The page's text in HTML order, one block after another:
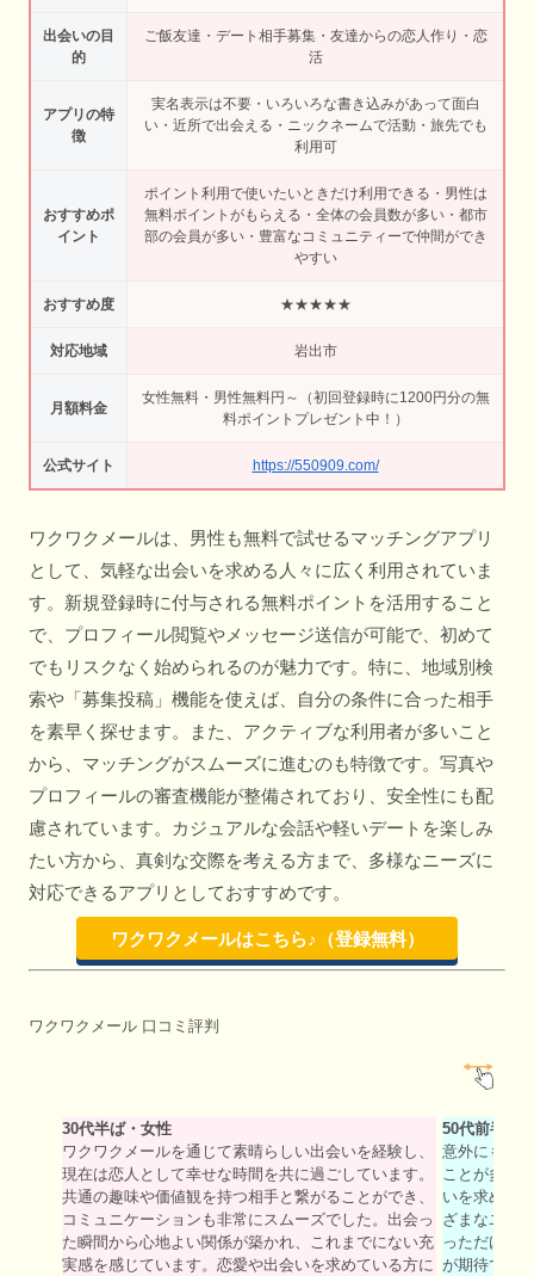
出会いの目
的
ご飯友達・デート相手募集・友達からの恋人作り・恋
活
アプリの特
徴
実名表示は不要・いろいろな書き込みがあって面白
い・近所で出会える・ニックネームで活動・旅先でも
利用可
おすすめポ
イント
ポイント利用で使いたいときだけ利用できる・男性は
無料ポイントがもらえる・全体の会員数が多い・都市
部の会員が多い・豊富なコミュニティーで仲間ができ
やすい
おすすめ度 ★★★★★
対応地域 岩出市
月額料金
女性無料・男性無料円～（初回登録時に1200円分の無
料ポイントプレゼント中！）
公式サイト https://550909.com/
ワクワクメールは、男性も無料で試せるマッチングアプリ
として、気軽な出会いを求める人々に広く利用されていま
す。新規登録時に付与される無料ポイントを活用すること
で、プロフィール閲覧やメッセージ送信が可能で、初めて
でもリスクなく始められるのが魅力です。特に、地域別検
索や「募集投稿」機能を使えば、自分の条件に合った相手
を素早く探せます。また、アクティブな利用者が多いこと
から、マッチングがスムーズに進むのも特徴です。写真や
プロフィールの審査機能が整備されており、安全性にも配
慮されています。カジュアルな会話や軽いデートを楽しみ
たい方から、真剣な交際を考える方まで、多様なニーズに
対応できるアプリとしておすすめです。
ワクワクメールはこちら♪（登録無料）
ワクワクメール 口コミ評判
30代半ば・女性
ワクワクメールを通じて素晴らしい出会いを経験し、
現在は恋人として幸せな時間を共に過ごしています。
共通の趣味や価値観を持つ相手と繋がることができ、
コミュニケーションも非常にスムーズでした。出会っ
た瞬間から心地よい関係が築かれ、これまでにない充
実感を感じています。恋愛や出会いを求めている方に
50代前半・
意外にも、
ことが多い
いを求める
ざまなユー
っただけで
が期待でき